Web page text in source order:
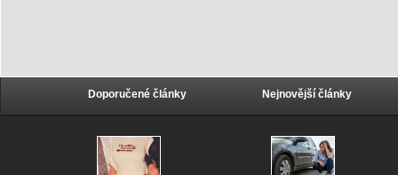
Doporučené články Nejnovější články